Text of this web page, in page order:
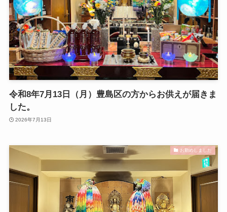
令和8年7月13日（月）豊島区の方からお供えが届きま
した。
2026年7月13日
お勤めしました